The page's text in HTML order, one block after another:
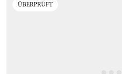
ÜBERPRÜFT